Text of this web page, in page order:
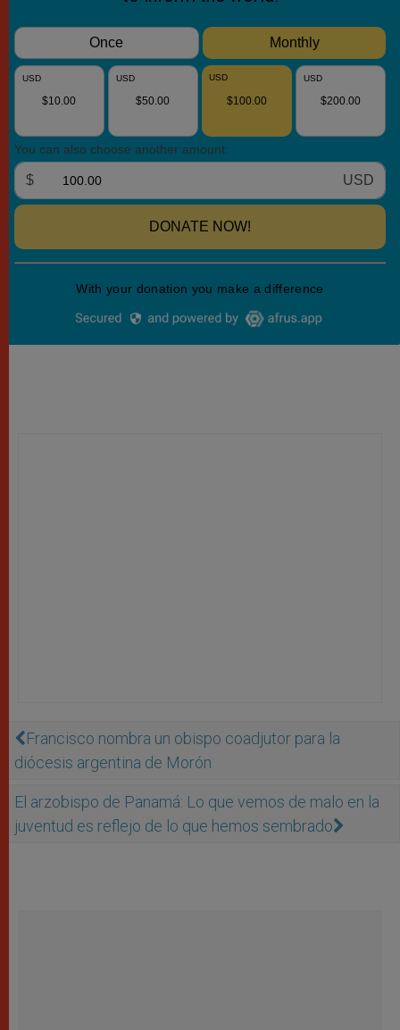
Francisco nombra un obispo coadjutor para la
diócesis argentina de Morón
El arzobispo de Panamá: Lo que vemos de malo en la
juventud es reflejo de lo que hemos sembrado